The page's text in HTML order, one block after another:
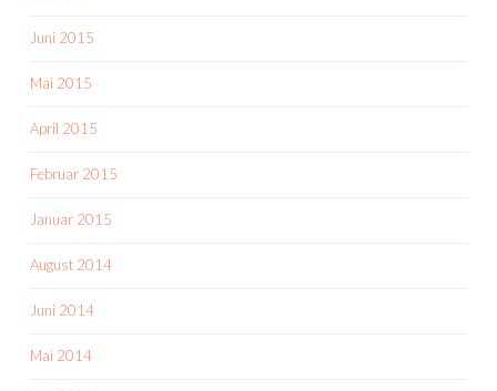
Juni 2015
Mai 2015
April 2015
Februar 2015
Januar 2015
August 2014
Juni 2014
Mai 2014